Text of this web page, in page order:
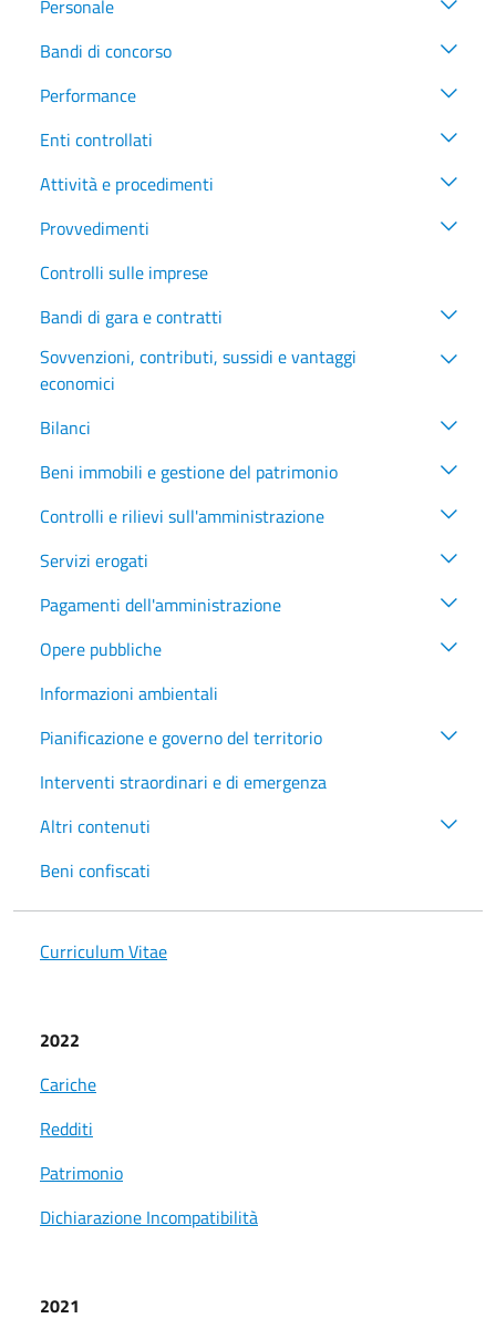
Personale
Bandi di concorso
Performance
Enti controllati
Attività e procedimenti
Provvedimenti
Controlli sulle imprese
Bandi di gara e contratti
Sovvenzioni, contributi, sussidi e vantaggi
economici
Bilanci
Beni immobili e gestione del patrimonio
Controlli e rilievi sull'amministrazione
Servizi erogati
Pagamenti dell'amministrazione
Opere pubbliche
Informazioni ambientali
Pianificazione e governo del territorio
Interventi straordinari e di emergenza
Altri contenuti
Beni confiscati
Curriculum Vitae
2022
Cariche
Redditi
Patrimonio
Dichiarazione Incompatibilità
2021